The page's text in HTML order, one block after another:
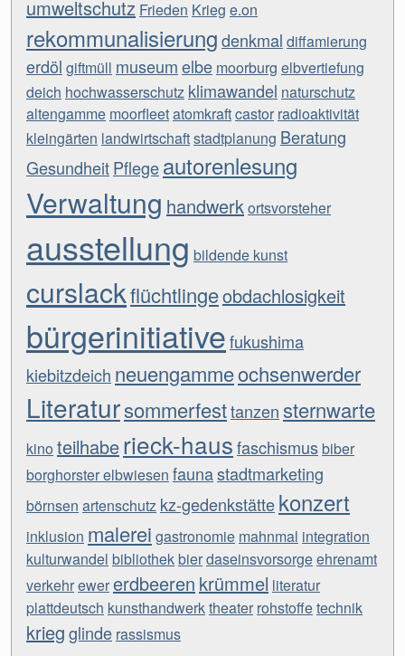
umweltschutz Frieden Krieg e.on
rekommunalisierungdenkmal diffamierung
erdöl giftmüll museumelbe moorburg elbvertiefung
deich hochwasserschutz klimawandel naturschutz
altengamme moorfleetatomkraftcastor radioaktivität
kleingärten landwirtschaftstadtplanung Beratung
GesundheitPflegeautorenlesung
Verwaltung handwerkortsvorsteher
ausstellung bildende kunst
curslackflüchtlingeobdachlosigkeit
bürgerinitiativefukushima
kiebitzdeich neuengammeochsenwerder
Literatursommerfesttanzensternwarte
kino teilhaberieck-hausfaschismusbiber
borghorster elbwiesen faunastadtmarketing
börnsen artenschutz kz-gedenkstättekonzert
inklusion malerei gastronomie mahnmal integration
kulturwandel bibliothekbierdaseinsvorsorgeehrenamt
verkehrewererdbeeren krümmel literatur
plattdeutsch kunsthandwerktheater rohstoffetechnik
kriegglinde rassismus